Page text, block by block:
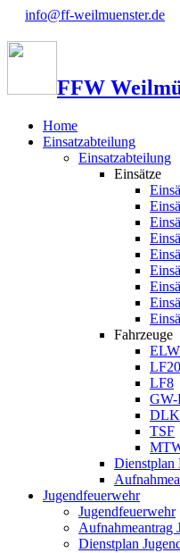
info@ff-weilmuenster.de
FFW
Home
Einsatzabteilung
Einsatzabteilung
Einsätze
Fahrzeuge
ELW
LF8
DLK
TSF
Dienstplan
Jugendfeuerwehr
Jugendfeuerwehr
Aufnahmeantrag
Dienstplan